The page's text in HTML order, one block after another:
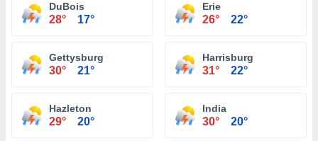
DuBois
28° 17°
Erie
26° 22°
Gettysburg
30° 21°
Harrisburg
31° 22°
Hazleton
29° 20°
India
30° 20°